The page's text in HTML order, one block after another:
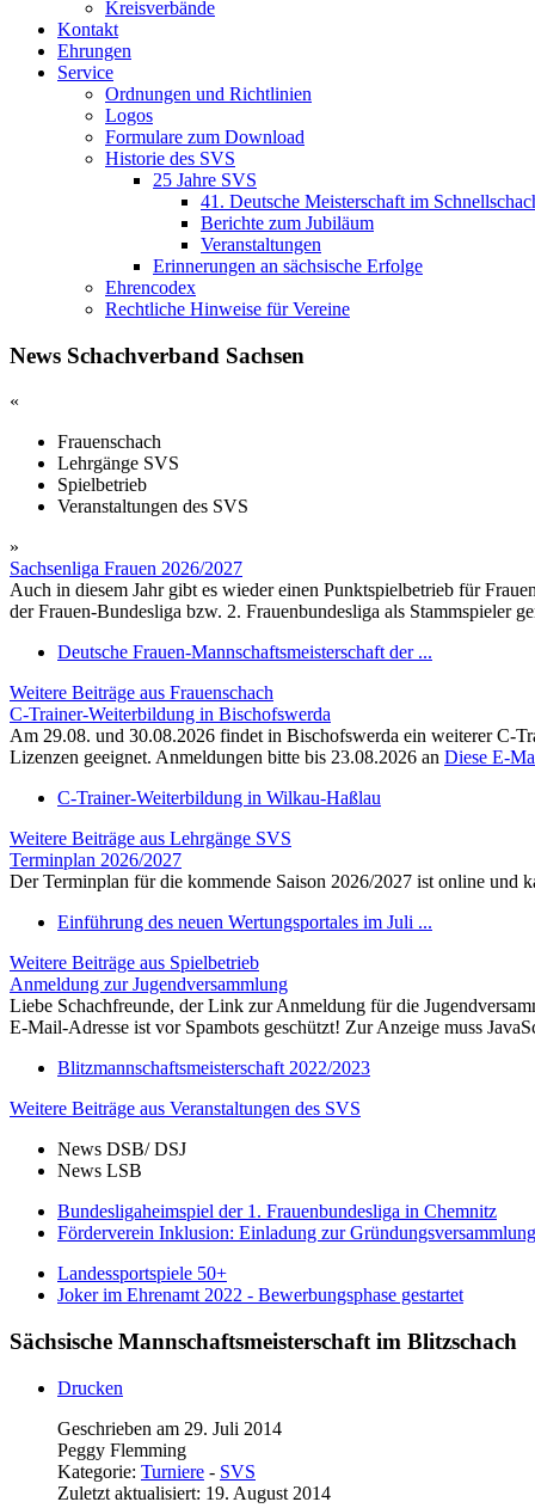
Kreisverbände
Kontakt
Ehrungen
Service
Ordnungen und Richtlinien
Logos
Formulare zum Download
Historie des SVS
25 Jahre SVS
41. Deutsche Meisterschaft im
Berichte zum Jubiläum
Veranstaltungen
Erinnerungen an sächsische Erfolge
Ehrencodex
Rechtliche Hinweise für Vereine
News Schachverband Sachsen
«
Frauenschach
Lehrgänge SVS
Spielbetrieb
Veranstaltungen des SVS
»
Sachsenliga Frauen 2026/2027
Auch in diesem Jahr gibt es wieder einen Punktspielbetrieb für
der Frauen-Bundesliga bzw. 2. Frauenbundesliga als Stammspieler
Deutsche Frauen-Mannschaftsmeisterschaft der ...
Weitere Beiträge aus Frauenschach
C-Trainer-Weiterbildung in Bischofswerda
Am 29.08. und 30.08.2026 findet in Bischofswerda ein weiterer C-
Lizenzen geeignet. Anmeldungen bitte bis 23.08.2026 an Diese E-
C-Trainer-Weiterbildung in Wilkau-Haßlau
Weitere Beiträge aus Lehrgänge SVS
Terminplan 2026/2027
Der Terminplan für die kommende Saison 2026/2027 ist online und
Einführung des neuen Wertungsportales im Juli ...
Weitere Beiträge aus Spielbetrieb
Anmeldung zur Jugendversammlung
Liebe Schachfreunde, der Link zur Anmeldung für die
E-Mail-Adresse ist vor Spambots geschützt! Zur Anzeige muss
Blitzmannschaftsmeisterschaft 2022/2023
Weitere Beiträge aus Veranstaltungen des SVS
News DSB/ DSJ
News LSB
Bundesligaheimspiel der 1. Frauenbundesliga in Chemnitz
Förderverein Inklusion: Einladung zur Gründungsversammlung
Landessportspiele 50+
Joker im Ehrenamt 2022 - Bewerbungsphase gestartet
Sächsische Mannschaftsmeisterschaft im Blitzschach
Drucken
Geschrieben am 29. Juli 2014
Peggy Flemming
Kategorie: Turniere - SVS
Zuletzt aktualisiert: 19. August 2014